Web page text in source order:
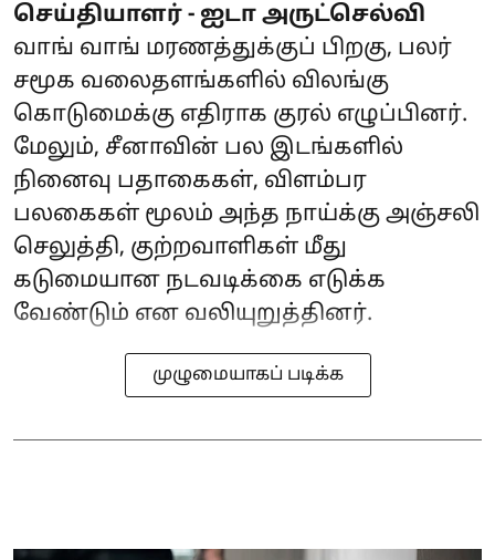
செய்தியாளர் - ஐடா அருட்செல்வி
வாங் வாங் மரணத்துக்குப் பிறகு, பலர்
சமூக வலைதளங்களில் விலங்கு
கொடுமைக்கு எதிராக குரல் எழுப்பினர்.
மேலும், சீனாவின் பல இடங்களில்
நினைவு பதாகைகள், விளம்பர
பலகைகள் மூலம் அந்த நாய்க்கு அஞ்சலி
செலுத்தி, குற்றவாளிகள் மீது
கடுமையான நடவடிக்கை எடுக்க
வேண்டும் என வலியுறுத்தினர்.
முழுமையாகப் படிக்க